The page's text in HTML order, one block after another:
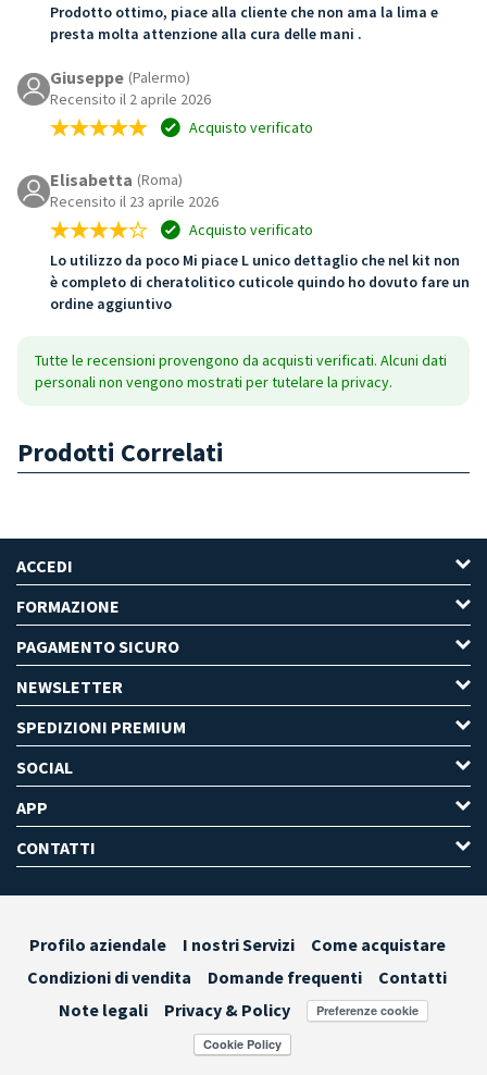
Prodotto ottimo, piace alla cliente che non ama la lima e
presta molta attenzione alla cura delle mani .
Giuseppe (Palermo)
Recensito il 2 aprile 2026
Acquisto verificato
Elisabetta (Roma)
Recensito il 23 aprile 2026
Acquisto verificato
Lo utilizzo da poco Mi piace L unico dettaglio che nel kit non
è completo di cheratolitico cuticole quindo ho dovuto fare un
ordine aggiuntivo
Tutte le recensioni provengono da acquisti verificati. Alcuni dati
personali non vengono mostrati per tutelare la privacy.
Prodotti Correlati
ACCEDI
FORMAZIONE
PAGAMENTO SICURO
NEWSLETTER
SPEDIZIONI PREMIUM
SOCIAL
APP
CONTATTI
Profilo aziendale I nostri Servizi
Come acquistare
Condizioni di vendita
Domande frequenti
Contatti
Note legali
Privacy & Policy Preferenze cookie